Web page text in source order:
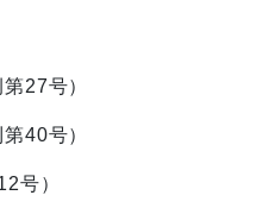
27号）
40号）
号）